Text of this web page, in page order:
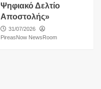
Ψηφιακό Δελτίο
Αποστολής»
31/07/2026
PireasNow NewsRoom